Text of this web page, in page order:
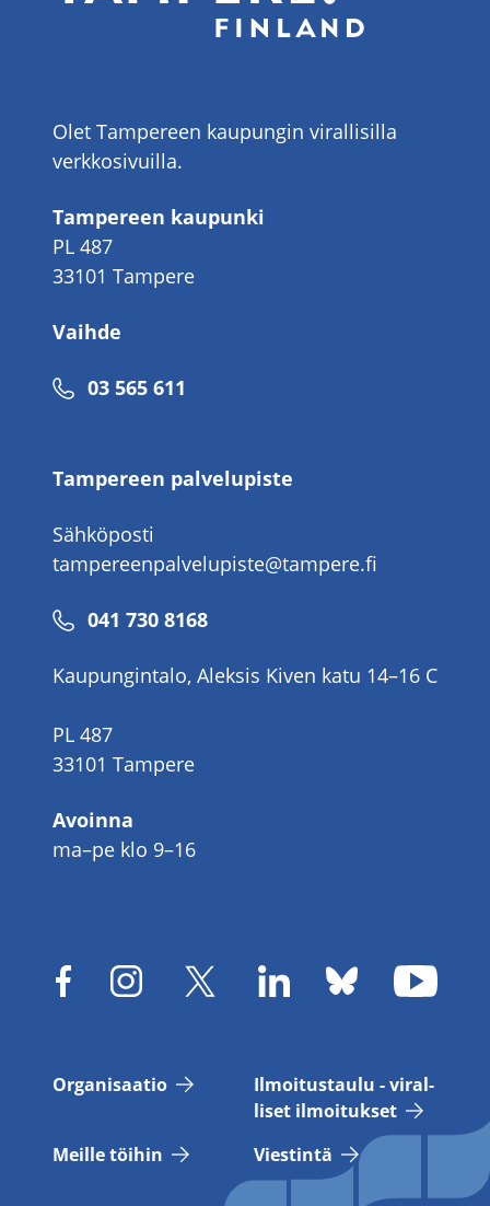
Olet Tampereen kaupungin virallisilla
verkkosivuilla.
Tampereen kaupunki
PL 487
33101 Tampere
Vaihde
Puhelinnumero
03 565 611
Tampereen palvelupiste
Sähköposti
tampereenpalvelupiste@tampere.fi
Puhelinnumero
041 730 8168
Kaupungintalo, Aleksis Kiven katu 14–16 C
PL 487
33101 Tampere
Avoinna
ma–pe klo 9–16
Or­ga­ni­saa­tio
Il­moi­tus­tau­lu - vi­ral­
li­set il­moi­tuk­set
Meil­le töi­hin
Vies­tin­tä